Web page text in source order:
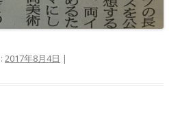
2017年8月4日 |